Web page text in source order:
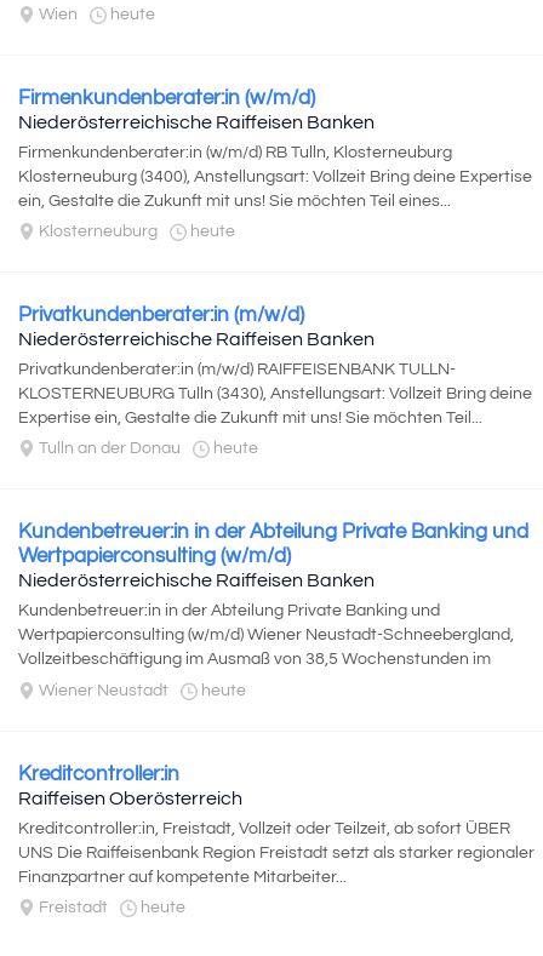
Wien
heute
Firmenkundenberater:in (w/m/d)
Niederösterreichische Raiffeisen Banken
Firmenkundenberater:in (w/m/d) RB Tulln, Klosterneuburg
Klosterneuburg (3400), Anstellungsart: Vollzeit Bring deine Expertise
ein, Gestalte die Zukunft mit uns! Sie möchten Teil eines...
Klosterneuburg
heute
Privatkundenberater:in (m/w/d)
Niederösterreichische Raiffeisen Banken
Privatkundenberater:in (m/w/d) RAIFFEISENBANK TULLN-
KLOSTERNEUBURG Tulln (3430), Anstellungsart: Vollzeit Bring deine
Expertise ein, Gestalte die Zukunft mit uns! Sie möchten Teil...
Tulln an der Donau
heute
Kundenbetreuer:in in der Abteilung Private Banking und
Wertpapierconsulting (w/m/d)
Niederösterreichische Raiffeisen Banken
Kundenbetreuer:in in der Abteilung Private Banking und
Wertpapierconsulting (w/m/d) Wiener Neustadt-Schneebergland,
Vollzeitbeschäftigung im Ausmaß von 38,5 Wochenstunden im
Genossenschaftsgebiet...
Wiener Neustadt heute
Kreditcontroller:in
Raiffeisen Oberösterreich
Kreditcontroller:in, Freistadt, Vollzeit oder Teilzeit, ab sofort ÜBER
UNS Die Raiffeisenbank Region Freistadt setzt als starker regionaler
Finanzpartner auf kompetente Mitarbeiter...
Freistadt
heute